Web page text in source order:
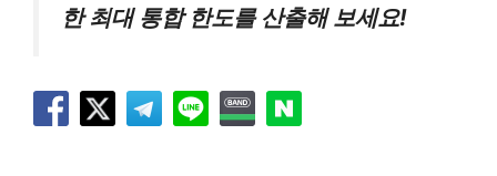
한 최대 통합 한도를 산출해 보세요!